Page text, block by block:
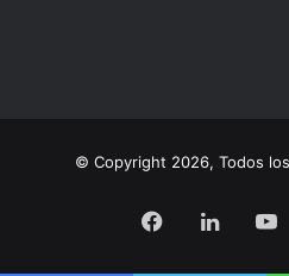
© Copyright 2026, Todos
Facebook
LinkedIn